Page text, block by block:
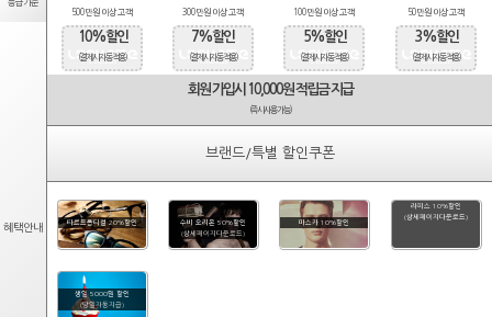
등급기준
500만원 이상 고객
300만원 이상 고객 100만원 이상 고객 50만원 이상 고객
혜택안내
10%할인
(결제시 자동적용)
7%할인
(결제시 자동적용)
5%할인
(결제시 자동적용)
3%할인
(결제시 자동적용)
회원 가입시 10,000원 적립금 지급
(즉시사용가능)
브랜드/특별 할인쿠폰
타르트옵티컬 20%할인
수비 오리온 50%할인
(상세페이지다운로드)
마스카 10%할인
라피스 10%할인
(상세페이지다운로드)
생일 5000원 할인
(당일자동지급)